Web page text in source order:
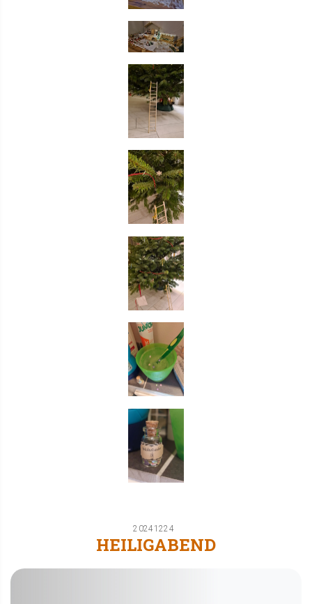
20241224
HEILIGABEND